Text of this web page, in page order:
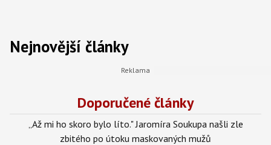
Nejnovější články
Doporučené články
„Až mi ho skoro bylo líto." Jaromíra Soukupa našli zle
zbitého po útoku maskovaných mužů